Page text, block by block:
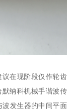
在现阶段仅作轮齿
纳科机械手谐波传
波发生器的中间平面